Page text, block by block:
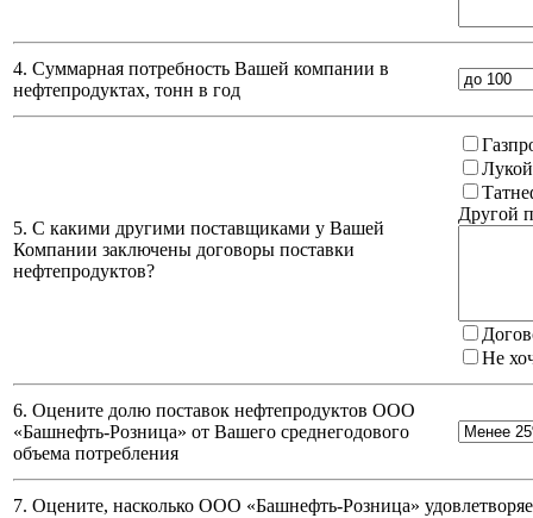
4. Суммарная потребность Вашей компании в
нефтепродуктах, тонн в год
5. С какими другими поставщиками у Вашей
Компании заключены договоры поставки
нефтепродуктов?
Другой
Не
6. Оцените долю поставок нефтепродуктов ООО
«Башнефть-Розница» от Вашего среднегодового
объема потребления
7. Оцените, насколько ООО «Башнефть-Розница»